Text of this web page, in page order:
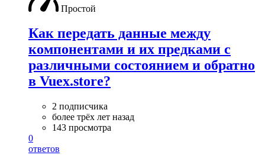
Простой
Как передать данные между
компонентами и их предками с
различными состоянием и обратно
в Vuex.store?
2 подписчика
более трёх лет назад
143 просмотра
0
ответов